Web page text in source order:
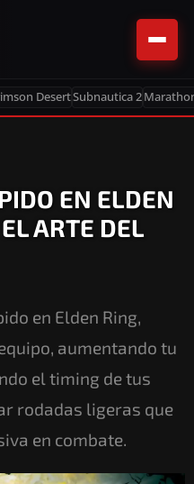
DesertSubnautica 2
EN ELDEN
ARTE DEL
en Elden Ring,
aumentando tu
el timing de tus
rodadas ligeras que
en combate.